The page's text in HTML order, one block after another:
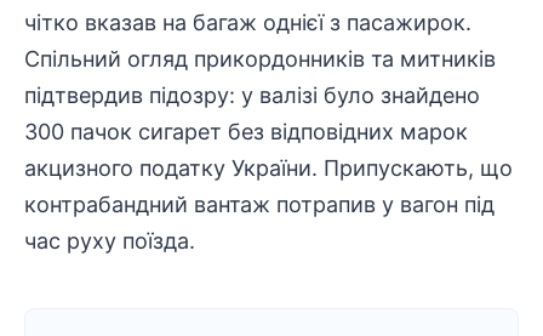
чітко вказав на багаж однієї з пасажирок.
Спільний огляд прикордонників та митників
підтвердив підозру: у валізі було знайдено
300 пачок сигарет без відповідних марок
акцизного податку України. Припускають, що
контрабандний вантаж потрапив у вагон під
час руху поїзда.